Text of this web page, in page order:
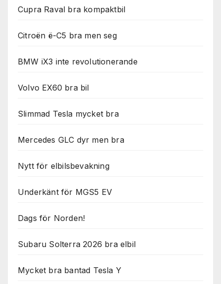
Cupra Raval bra kompaktbil
Citroën ë-C5 bra men seg
BMW iX3 inte revolutionerande
Volvo EX60 bra bil
Slimmad Tesla mycket bra
Mercedes GLC dyr men bra
Nytt för elbilsbevakning
Underkänt för MGS5 EV
Dags för Norden!
Subaru Solterra 2026 bra elbil
Mycket bra bantad Tesla Y